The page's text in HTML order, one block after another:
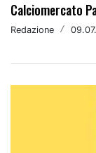
Calciomercato
Redazione /